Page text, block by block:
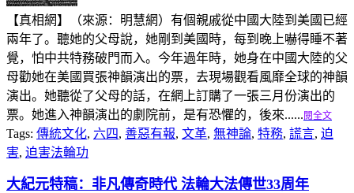
【真相網】（來源：明慧網）有個親戚從中國大陸到美國已經
兩年了。聽她的父母說，她剛到美國時，每到晚上嚇得睡不著
覺，怕中共特務破門而入。今年過年時，她身在中國大陸的父
母勸她在美國買張神韻演出的票，去現場觀看風靡全球的神韻
演出。她聽從了父母的話，在網上訂購了一張三月份演出的
票。她進入神韻演出的劇院前，是有恐懼的，後來...... 閱全文
Tags: 傳統文化, 六四, 善惡有報, 文革, 無神論, 特務, 謊言, 迫
害, 迫害法輪功
大紀元特稿：非凡傳奇時代 法輪大法傳世33周年